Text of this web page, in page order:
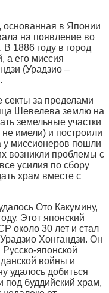
основанная в Японии
на появление во
1886 году в город
а его миссия
(Урадзио –
секты за пределами
Шевелева землю на
земельные участки
имели) и построили
у миссионеров пошли
возникли проблемы с
усилия по сбору
храм вместе с
Ото Какумину,
Этот японский
около 30 лет и стал
Хонгандзи. Он
японской
войны и
удалось добиться
под буддийский храм,